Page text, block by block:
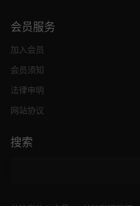
会员服务
加入会员
会员须知
法律申明
网站协议
搜索